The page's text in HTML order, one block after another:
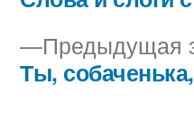
Навигация
по
записям
Предыдущая
Ты,